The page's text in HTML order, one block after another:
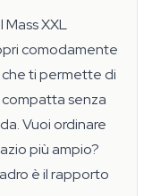
XXL
comodamente
che ti permette di
senza
Vuoi ordinare
più ampio?
è il rapporto